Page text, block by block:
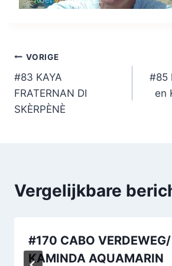
Bericht
navigatie
VORIGE
#83 KAYA
FRATERNAN DI
SKÈRPÈNÈ
#85
en
Vergelijkbare
#170 CABO
KAMINDA AQUAMARIN